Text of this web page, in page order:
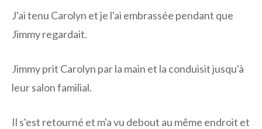
J'ai tenu Carolyn et je l'ai embrassée pendant que
Jimmy regardait.
Jimmy prit Carolyn par la main et la conduisit jusqu'à
leur salon familial.
Il s'est retourné et m'a vu debout au même endroit et